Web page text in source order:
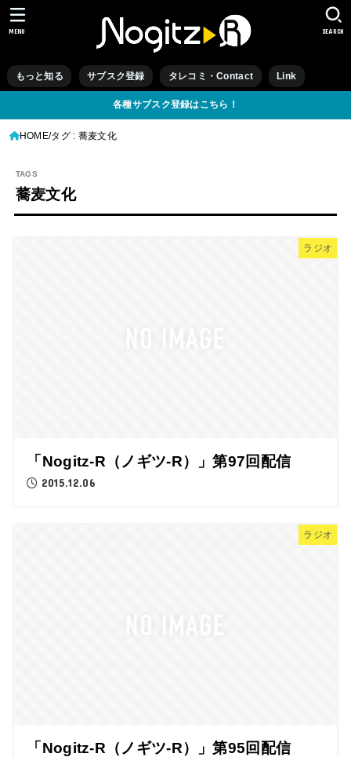
もっと知る サブスク登録 タレコミ・Contact Link
SEARCH
MENU
各種サブスク登録はこちら！
HOME タグ : 蕎麦文化
蕎麦文化
ラジオ
「Nogitz-R（ノギツ-R）」第97回配信
2015.12.06
ラジオ
「Nogitz-R（ノギツ-R）」第95回配信